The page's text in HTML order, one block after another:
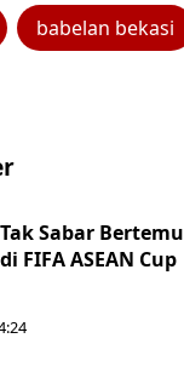
babelan bekasi
Sabar Bertemu
FIFA ASEAN Cup